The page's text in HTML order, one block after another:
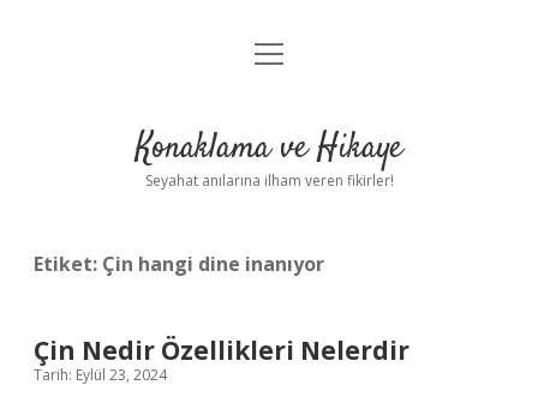
Anasayfa
Yasal Uyarı
menüyü
Konaklama ve Hikaye
Seyahat anılarına ilham veren fikirler!
Etiket: Çin hangi dine inanıyor
Çin Nedir Özellikleri Nelerdir
Tarih: Eylül 23, 2024